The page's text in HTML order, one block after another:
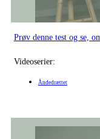
Prøv denne test og se,
Videoserier:
Åndedrættet